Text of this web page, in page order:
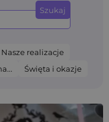
Szukaj
Nasze realizacje
Święta i okazje